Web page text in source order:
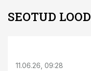
SEOTUD LOOD
11.06.26, 09:28